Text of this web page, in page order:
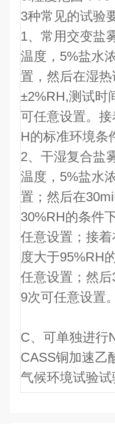
3种常见的试验
1、常用交变盐
温度，5%盐水
置，然后在湿
±2%RH,测试时
可任意设置。
H的标准环境条
2、干湿复合盐
温度，5%盐水
置；然后在
30%RH的条件
任意设置；接
度大于95%RH
任意设置；然
9次可任意设置
C、可单独进行
CASS铜加速乙
气候环境试验